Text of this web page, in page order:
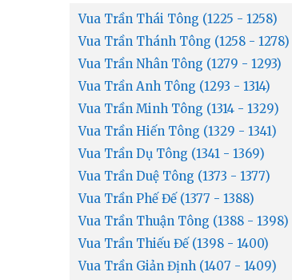
Vua Trần Thái Tông (1225 - 1258)
Vua Trần Thánh Tông (1258 - 1278)
Vua Trần Nhân Tông (1279 - 1293)
Vua Trần Anh Tông (1293 - 1314)
Vua Trần Minh Tông (1314 - 1329)
Vua Trần Hiến Tông (1329 - 1341)
Vua Trần Dụ Tông (1341 - 1369)
Vua Trần Duệ Tông (1373 - 1377)
Vua Trần Phế Đế (1377 - 1388)
Vua Trần Thuận Tông (1388 - 1398)
Vua Trần Thiếu Đế (1398 - 1400)
Vua Trần Giản Định (1407 - 1409)